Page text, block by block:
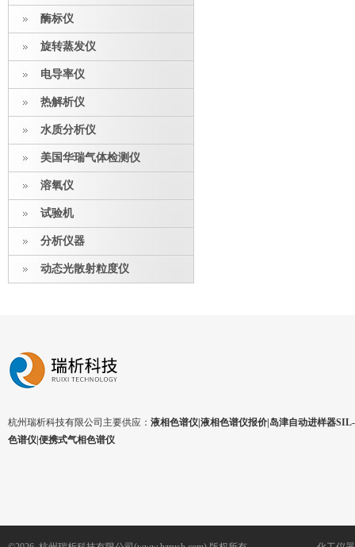
酶标仪
旋转蒸发仪
电导率仪
热解析仪
水质分析仪
美国华瑞气体检测仪
溶氧仪
试验机
分析仪器
动态光散射粒度仪
杭州瑞析科技有限公司主要供应： 液相色谱仪|液相色谱仪报价|岛津自动进样器
色谱仪|便携式气相色谱仪